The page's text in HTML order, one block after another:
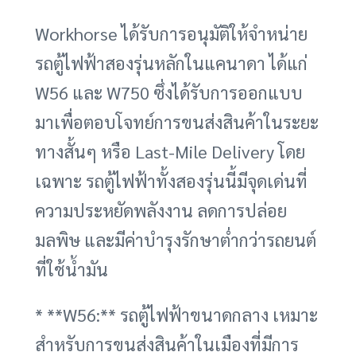
Workhorse ได้รับการอนุมัติให้จำหน่าย
รถตู้ไฟฟ้าสองรุ่นหลักในแคนาดา ได้แก่
W56 และ W750 ซึ่งได้รับการออกแบบ
มาเพื่อตอบโจทย์การขนส่งสินค้าในระยะ
ทางสั้นๆ หรือ Last-Mile Delivery โดย
เฉพาะ รถตู้ไฟฟ้าทั้งสองรุ่นนี้มีจุดเด่นที่
ความประหยัดพลังงาน ลดการปล่อย
มลพิษ และมีค่าบำรุงรักษาต่ำกว่ารถยนต์
ที่ใช้น้ำมัน
* **W56:** รถตู้ไฟฟ้าขนาดกลาง เหมาะ
สำหรับการขนส่งสินค้าในเมืองที่มีการ